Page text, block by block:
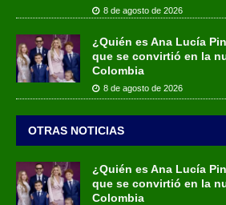
8 de agosto de 2026
¿Quién es Ana Lucía
que se convirtió en la
Colombia
8 de agosto de 2026
OTRAS NOTICIAS
¿Quién es Ana Lucía
que se convirtió en la
Colombia